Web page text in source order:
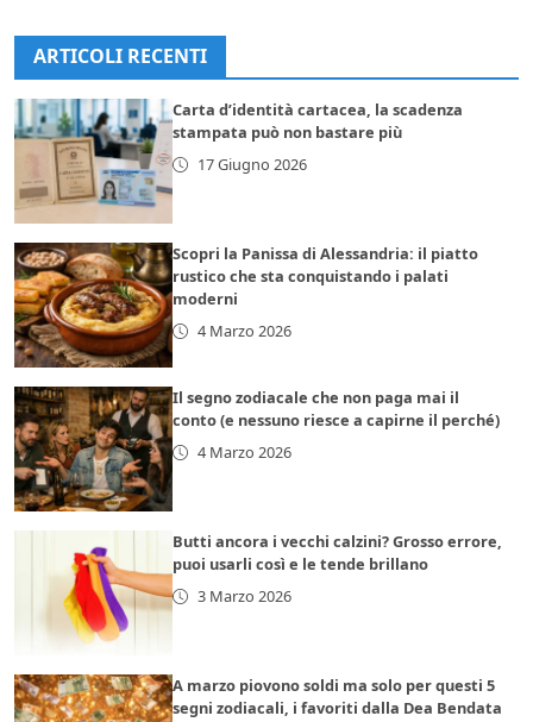
ARTICOLI RECENTI
Carta d’identità cartacea, la scadenza
stampata può non bastare più
17 Giugno 2026
Scopri la Panissa di Alessandria: il piatto
rustico che sta conquistando i palati
moderni
4 Marzo 2026
Il segno zodiacale che non paga mai il
conto (e nessuno riesce a capirne il perché)
4 Marzo 2026
Butti ancora i vecchi calzini? Grosso errore,
puoi usarli così e le tende brillano
3 Marzo 2026
A marzo piovono soldi ma solo per questi 5
segni zodiacali, i favoriti dalla Dea Bendata